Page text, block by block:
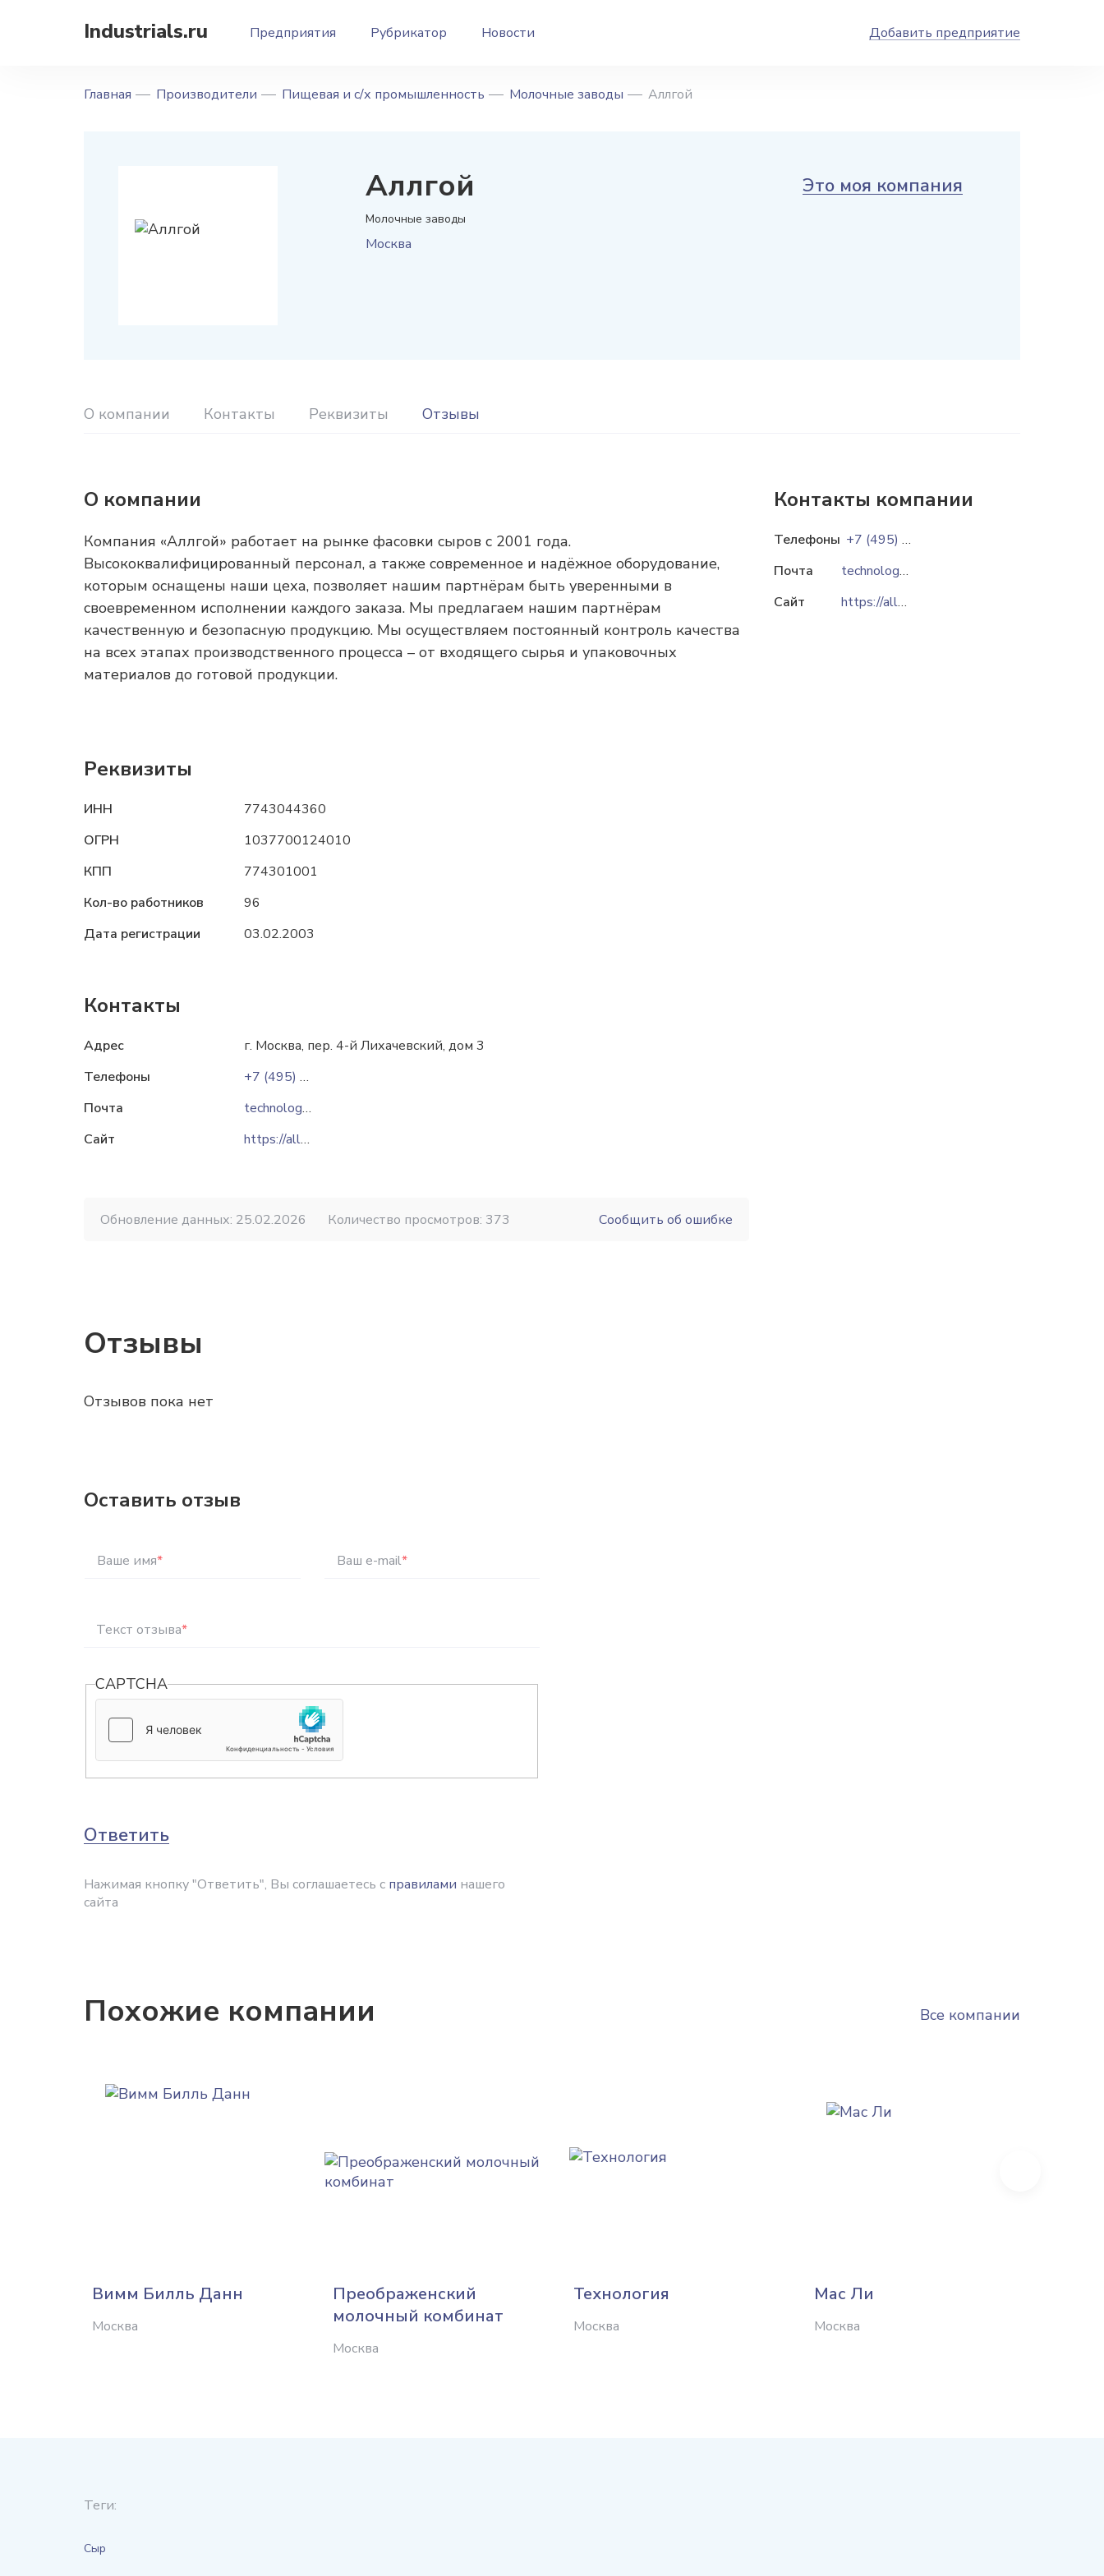
Industrials.ru Предприятия Рубрикатор Новости Добавить предприятие
Главная Производители Пищевая и с/х промышленность Молочные заводы Аллгой
Аллгой
Молочные заводы
Москва
Это моя компания
О компании Контакты Реквизиты Отзывы
О компании
Компания «Аллгой» работает на рынке фасовки сыров с 2001 года.
Высококвалифицированный персонал, а также современное и надёжное оборудование,
которым оснащены наши цеха, позволяет нашим партнёрам быть уверенными в
своевременном исполнении каждого заказа. Мы предлагаем нашим партнёрам
качественную и безопасную продукцию. Мы осуществляем постоянный контроль качества
на всех этапах производственного процесса – от входящего сырья и упаковочных
материалов до готовой продукции.
Реквизиты
ИНН
7743044360
ОГРН
1037700124010
КПП
774301001
Кол-во работников
96
Дата регистрации
03.02.2003
Контакты
Адрес
г. Москва, пер. 4-й Лихачевский, дом 3
Телефоны
+7 (495) 456-71-41
Почта
technology@optitrade.ru
Сайт
https://allgoy.ru
Обновление данных: 25.02.2026 Количество просмотров: 373 Сообщить об ошибке
Отзывы
Отзывов пока нет
Оставить отзыв
Ваше имя* Ваш e-mail*
Текст отзыва*
CAPTCHA
Ответить
Нажимая кнопку "Ответить", Вы соглашаетесь с правилами нашего
сайта
Контакты компании
Телефоны
+7 (495) 456-71-41
Почта
technology@optitrade.ru
Сайт
https://allgoy.ru
Похожие компании Все компании
Вимм Билль Данн
Москва
Преображенский
молочный комбинат
Москва
Технология
Москва
Мас Ли
Москва
Теги:
Сыр